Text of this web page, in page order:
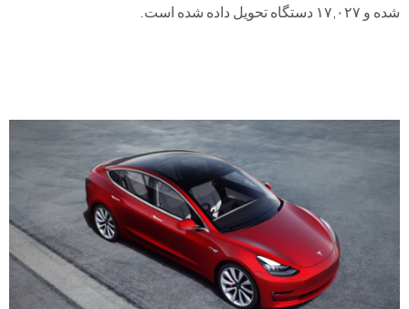
شده و ۱۷,۰۲۷ دستگاه تحویل داده شده است.